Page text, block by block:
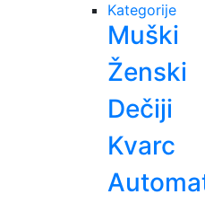
Kategorije
Muški
Ženski
Dečiji
Kvarc